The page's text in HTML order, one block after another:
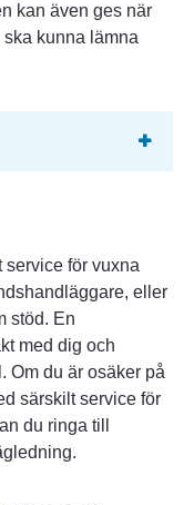
kan även ges när
kunna lämna
service för vuxna
eller
stöd. En
med dig och
Om du är osäker på
särskilt service för
du ringa till